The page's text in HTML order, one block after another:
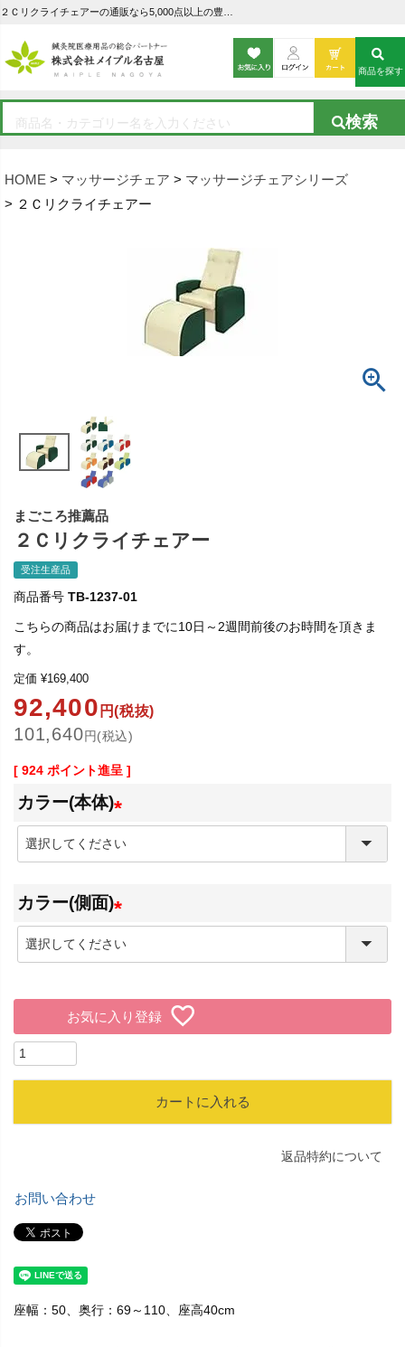
HOME マッサージチェア
マッサージチェアシリーズ
２Ｃリクライチェアー
商品を探す
まごころ推薦品
２Ｃリクライチェアー
受注生産品
商品番号 TB-1237-01
こちらの商品はお届けまでに10日～2週間前後のお時間を頂きま
す。
定価 ¥169,400
92,400 円(税抜)
101,640円(税込)
[ 924 ポイント進呈 ]
カラー(本体)
(
須
カラー(側面)
(
須
)
お気に入り登録
カートに入れる
返品特約について
お問い合わせ
座幅：50、奥行：69～110、座高40cm